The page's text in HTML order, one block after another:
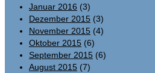
Januar 2016 (3)
Dezember 2015 (3)
November 2015 (4)
Oktober 2015 (6)
September 2015 (6)
August 2015 (7)